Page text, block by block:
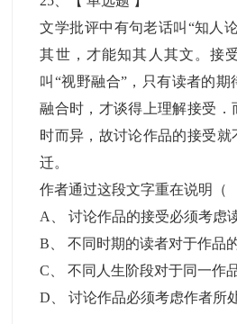
文学批评中有句老话叫“知人
其世，才能知其人其文。接
叫“视野融合”，只有读者的
融合时，才谈得上理解接受．
时而异，故讨论作品的接受就
迁。
作者通过这段文字重在说明
A
、讨论作品的接受必须考虑
B 、不同时期的读者对于作品
C 、不同人生阶段对于同一作
D 、讨论作品必须考虑作者所